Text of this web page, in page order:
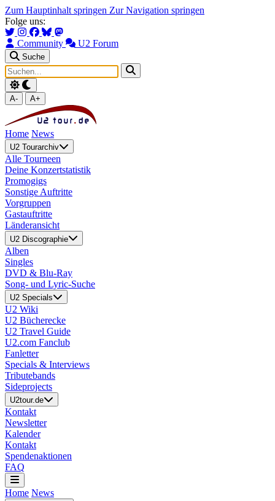
Zum Hauptinhalt springen Zur Navigation springen
Folge uns:
Community U2 Forum
Suche
A- A+
Home News
U2 Tourarchiv
Alle Tourneen
Deine Konzertstatistik
Promogigs
Sonstige Auftritte
Vorgruppen
Gastauftritte
Länderansicht
U2 Discographie
Alben
Singles
DVD & Blu-Ray
Song- und Lyric-Suche
U2 Specials
U2 Wiki
U2 Bücherecke
U2 Travel Guide
U2.com Fanclub
Fanletter
Specials & Interviews
Tributebands
Sideprojects
U2tour.de
Kontakt
Newsletter
Kalender
Kontakt
Spendenaktionen
FAQ
Home News